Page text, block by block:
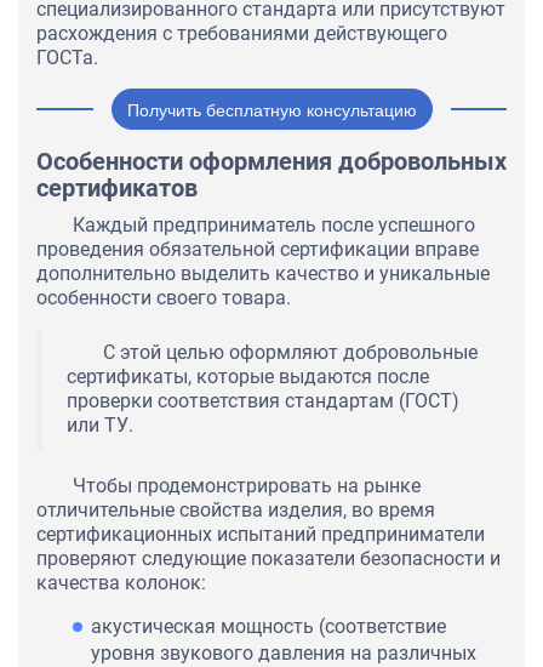
специализированного стандарта или присутствуют
расхождения с требованиями действующего
ГОСТа.
Получить бесплатную консультацию
Особенности оформления добровольных
сертификатов
Каждый предприниматель после успешного
проведения обязательной сертификации вправе
дополнительно выделить качество и уникальные
особенности своего товара.
С этой целью оформляют добровольные
сертификаты, которые выдаются после
проверки соответствия стандартам (ГОСТ)
или ТУ.
Чтобы продемонстрировать на рынке
отличительные свойства изделия, во время
сертификационных испытаний предприниматели
проверяют следующие показатели безопасности и
качества колонок:
акустическая мощность (соответствие
уровня звукового давления на различных